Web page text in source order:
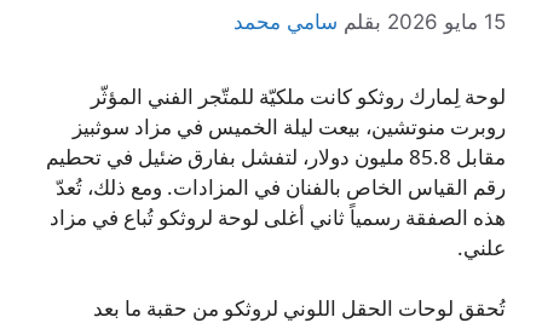
15 مايو 2026 بقلم سامي محمد
لوحة لِمارك روثكو كانت ملكيّة للمتّجر الفني المؤثّر
روبرت منوتشين، بيعت ليلة الخميس في مزاد سوثبيز
مقابل 85.8 مليون دولار، لتفشل بفارق ضئيل في تحطيم
رقم القياس الخاص بالفنان في المزادات. ومع ذلك، تُعدّ
هذه الصفقة رسمياً ثاني أغلى لوحة لروثكو تُباع في مزاد
علني.
تُحقق لوحات الحقل اللوني لروثكو من حقبة ما بعد